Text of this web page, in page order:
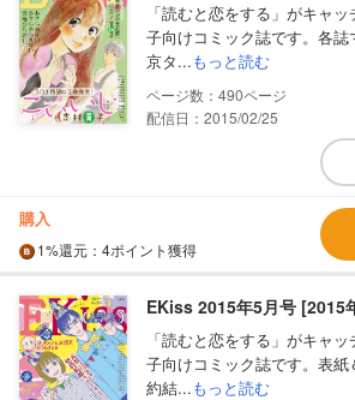
「読むと恋をする」がキャ
子向けコミック誌です。各
京タ...もっと読む
490
配信日：2015/02/25
購入
1%還元 ：4ポイント獲得
EKiss 2015年5月号 [2015
「読むと恋をする」がキャ
子向けコミック誌です。表
約結...もっと読む